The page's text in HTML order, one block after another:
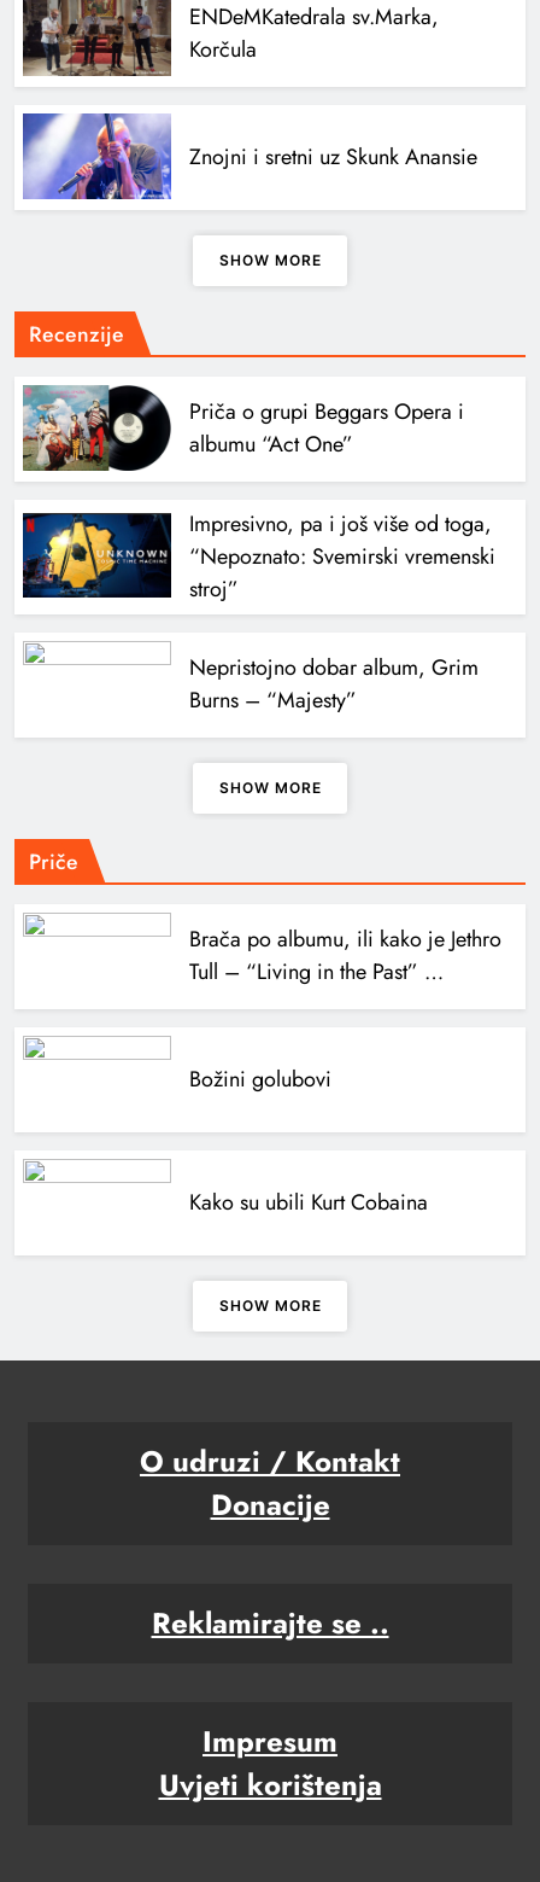
ENDeMKatedrala sv.Marka,
Korčula
Znojni i sretni uz Skunk Anansie
SHOW MORE
Recenzije
Priča o grupi Beggars Opera i
albumu “Act One”
Impresivno, pa i još više od toga,
“Nepoznato: Svemirski vremenski
stroj”
Nepristojno dobar album, Grim
Burns – “Majesty”
SHOW MORE
Priče
Brača po albumu, ili kako je Jethro
Tull – “Living in the Past” …
Božini golubovi
Kako su ubili Kurt Cobaina
SHOW MORE
O udruzi / Kontakt
Donacije
Reklamirajte se ..
Impresum
Uvjeti korištenja